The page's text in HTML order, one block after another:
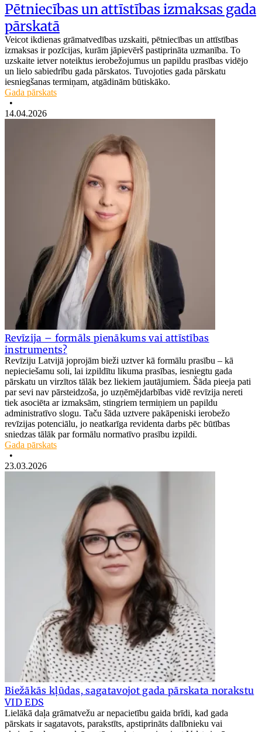
Pētniecības un attīstības izmaksas gada
pārskatā
Veicot ikdienas grāmatvedības uzskaiti, pētniecības un attīstības
izmaksas ir pozīcijas, kurām jāpievērš pastiprināta uzmanība. To
uzskaite ietver noteiktus ierobežojumus un papildu prasības vidējo
un lielo sabiedrību gada pārskatos. Tuvojoties gada pārskatu
iesniegšanas termiņam, atgādinām būtiskāko.
Gada pārskats
•
14.04.2026
Revīzija – formāls pienākums vai attīstības
instruments?
Revīziju Latvijā joprojām bieži uztver kā formālu prasību – kā
nepieciešamu soli, lai izpildītu likuma prasības, iesniegtu gada
pārskatu un virzītos tālāk bez liekiem jautājumiem. Šāda pieeja pati
par sevi nav pārsteidzoša, jo uzņēmējdarbības vidē revīzija nereti
tiek asociēta ar izmaksām, stingriem termiņiem un papildu
administratīvo slogu. Taču šāda uztvere pakāpeniski ierobežo
revīzijas potenciālu, jo neatkarīga revidenta darbs pēc būtības
sniedzas tālāk par formālu normatīvo prasību izpildi.
Gada pārskats
•
23.03.2026
Biežākās kļūdas, sagatavojot gada pārskata norakstu
VID EDS
Lielākā daļa grāmatvežu ar nepacietību gaida brīdi, kad gada
pārskats ir sagatavots, parakstīts, apstiprināts dalībnieku vai